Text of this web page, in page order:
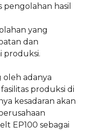
hasil
yang
dan
produksi.
oleh adanya
produksi di
kesadaran akan
EP100 sebagai